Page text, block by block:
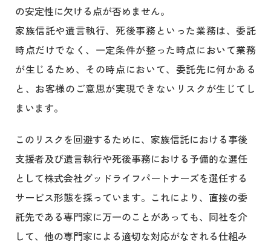
の安定性に欠ける点が否めません。
家族信託や遺言執行、死後事務といった業務は、委託
時点だけでなく、一定条件が整った時点において業務
が生じるため、その時点において、委託先に何かある
と、お客様のご意思が実現できないリスクが生じてし
まいます。
このリスクを回避するために、家族信託における事後
支援者及び遺言執行や死後事務における予備的な選任
として株式会社グッドライフパートナーズを選任する
サービス形態を採っています。これにより、直接の委
託先である専門家に万一のことがあっても、同社を介
して、他の専門家による適切な対応がなされる仕組み